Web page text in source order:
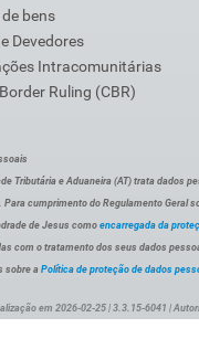
bens
Devedores
Intracomunitárias
Ruling (CBR)
Tributária e Aduaneira (AT) trata dados
Para cumprimento do Regulamento Geral
de Jesus como encarregada da
com o tratamento dos seus dados
sobre a Política de proteção de dados
em 2026-02-25 | 3.3.15-6041 |